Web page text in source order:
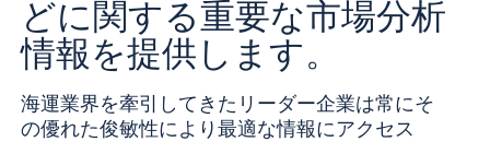
どに関する重要な市場分析
情報を提供します。
海運業界を牽引してきたリーダー企業は常にそ
の優れた俊敏性により最適な情報にアクセス